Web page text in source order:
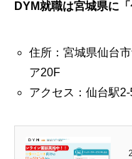
DYM就職は宮城県に
住所：宮城県仙台
ア20F
アクセス：仙台駅2-